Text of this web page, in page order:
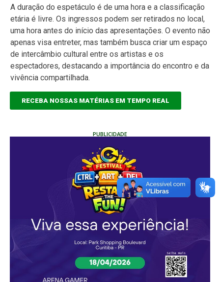
A duração do espetáculo é de uma hora e a classificação
etária é livre. Os ingressos podem ser retirados no local,
uma hora antes do início das apresentações. O evento não
apenas visa entreter, mas também busca criar um espaço
de intercâmbio cultural entre os artistas e os
espectadores, destacando a importância do encontro e da
vivência compartilhada.
RECEBA NOSSAS MATÉRIAS EM TEMPO REAL
PUBLICIDADE